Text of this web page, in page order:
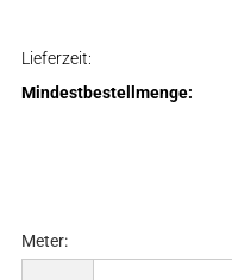
Lieferzeit:
Mindestbestellmenge:
Meter: